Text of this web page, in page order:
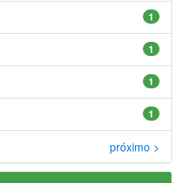
1
1
1
1
próximo >